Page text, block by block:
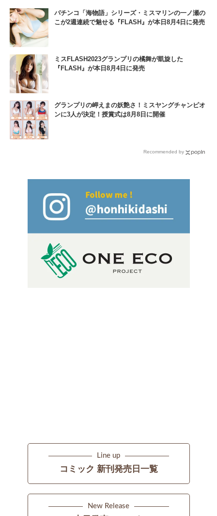
パチンコ「海物語」シリーズ・ミスマリンの一ノ瀬の
こが2週連続で魅せる『FLASH』が本日8月4日に発売
ミスFLASH2023グランプリの橘舞が凱旋した
『FLASH』が本日8月4日に発売
グランプリの岬えまの妖艶さ！ミスヤングチャンピオ
ンに3人が決定！授賞式は8月8日に開催
Recommended by
Line up
コミック 新刊発売日一覧
New Release